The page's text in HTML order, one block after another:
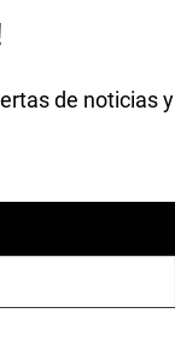
de noticias y